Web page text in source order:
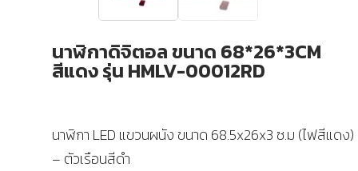
นาฬิกาดิจิตอล ขนาด 68*26*3CM
สีแดง รุ่น HMLV-00012RD
นาฬิกา LED แขวนผนัง ขนาด 68.5x26x3 ซ.ม (ไฟสีแดง)
– ตัวเรือนสีดำ